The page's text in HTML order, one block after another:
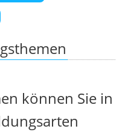
können Sie in